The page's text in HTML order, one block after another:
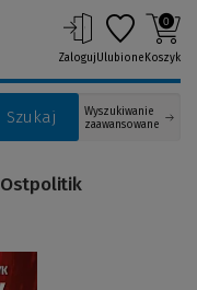
Szukaj
Wyszukiwanie
zaawansowane
ZalogujUlubione
0
Koszyk